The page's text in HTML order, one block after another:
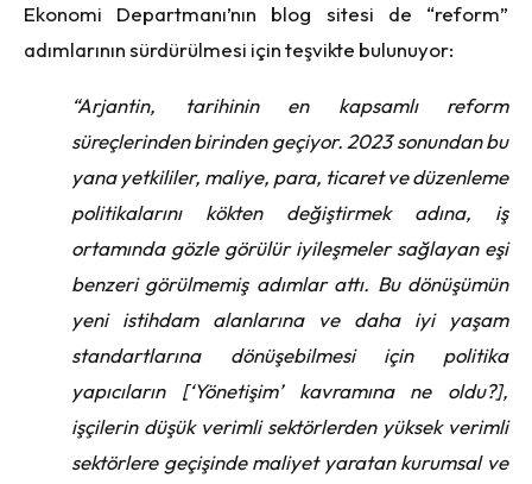
Ekonomi Departmanı’nın blog sitesi de “reform”
adımlarının sürdürülmesi için teşvikte bulunuyor:
“Arjantin, tarihinin en kapsamlı reform
süreçlerinden birinden geçiyor. 2023 sonundan bu
yana yetkililer, maliye, para, ticaret ve düzenleme
politikalarını kökten değiştirmek adına, iş
ortamında gözle görülür iyileşmeler sağlayan eşi
benzeri görülmemiş adımlar attı. Bu dönüşümün
yeni istihdam alanlarına ve daha iyi yaşam
standartlarına dönüşebilmesi için politika
yapıcıların [‘Yönetişim’ kavramına ne oldu?],
işçilerin düşük verimli sektörlerden yüksek verimli
sektörlere geçişinde maliyet yaratan kurumsal ve